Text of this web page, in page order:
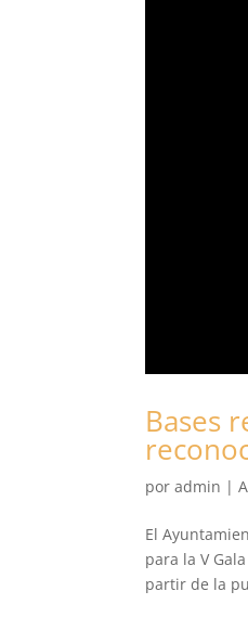
Bases
poradmin |
El
para la V
partir de la